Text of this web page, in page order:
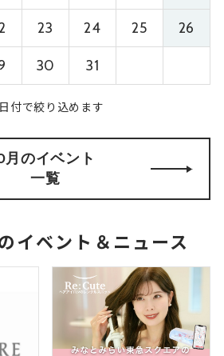
23 24 25 26
30 31
付で絞り込めます
月のイベント
一覧
イベント＆ニュース